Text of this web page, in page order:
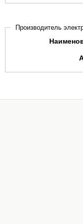
Производитель